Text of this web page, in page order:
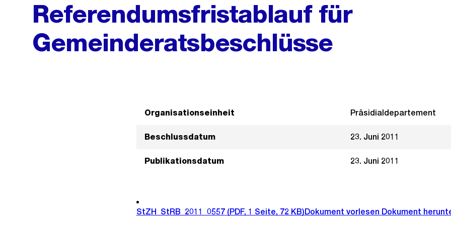
Referendumsfristablauf für
Gemeinderatsbeschlüsse
Organisationseinheit Präsidialdepartement
Beschlussdatum 23. Juni 2011
Publikationsdatum 23. Juni 2011
StZH_StRB_2011_0557(PDF, 1 Seite, 72 KB)Dokument vorlesen Dokument